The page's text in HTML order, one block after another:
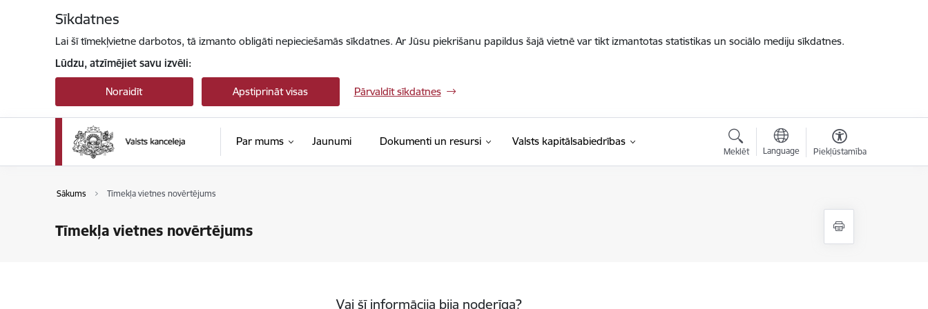
Sīkdatnes
Lai šī tīmekļvietne darbotos, tā izmanto obligāti nepieciešamās sīkdatnes. Ar Jūsu piekrišanu papildus šajā vietnē var tikt izmantotas statistikas un sociālo mediju sīkdatnes.
Lūdzu, atzīmējiet savu izvēli:
Noraidīt Apstiprināt visas Pārvaldīt sīkdatnes
Par mums Jaunumi Dokumenti un resursi Valsts kapitālsabiedrības
Meklēt Language Piekļūstamība
Sākums Tīmekļa vietnes novērtējums
Tīmekļa vietnes novērtējums
Vai šī informācija bija noderīga?